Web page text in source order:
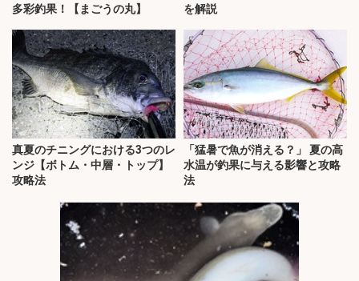
多彩釣果！【まごうの丸】 を解説
真夏のチニングにおける3つのレ
ンジ【ボトム・中層・トップ】
攻略法
「猛暑で魚が消える？」 夏の高
水温が釣果に与える影響と攻略
法